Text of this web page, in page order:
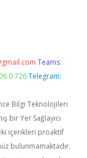
Teams:
0 726 Telegram:
Bilgi Teknolojileri
bir Yer Sağlayıcı
içerikleri proaktif
bulunmamaktadır.